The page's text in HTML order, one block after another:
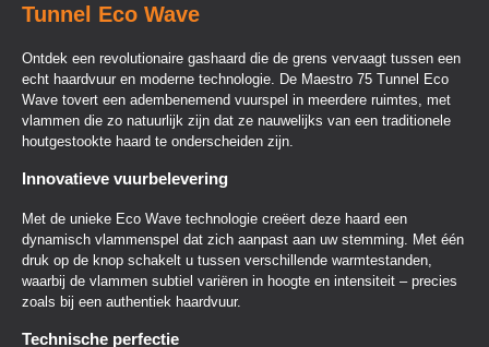
Tunnel Eco Wave
Ontdek een revolutionaire gashaard die de grens vervaagt tussen een
echt haardvuur en moderne technologie. De Maestro 75 Tunnel Eco
Wave tovert een adembenemend vuurspel in meerdere ruimtes, met
vlammen die zo natuurlijk zijn dat ze nauwelijks van een traditionele
houtgestookte haard te onderscheiden zijn.
Innovatieve vuurbelevering
Met de unieke Eco Wave technologie creëert deze haard een
dynamisch vlammenspel dat zich aanpast aan uw stemming. Met één
druk op de knop schakelt u tussen verschillende warmtestanden,
waarbij de vlammen subtiel variëren in hoogte en intensiteit – precies
zoals bij een authentiek haardvuur.
Technische perfectie